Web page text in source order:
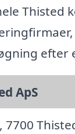
Thisted
efter
ApS
7700